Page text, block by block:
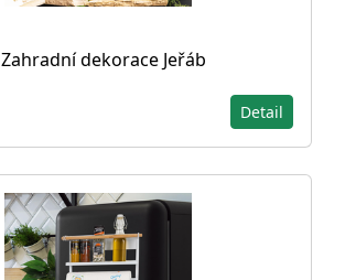
Zahradní dekorace Jeřáb
Detail